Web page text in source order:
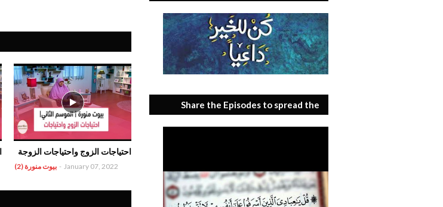
احتياجات الزوج واحتياجات الزوجة
بيوت منورة (2) - January 07, 2022
Share the Episodes to spread the
benefit